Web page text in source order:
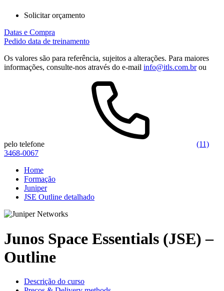
Solicitar orçamento
Datas e Compra
Pedido data de treinamento
Os valores são para referência, sujeitos a alterações. Para maiores
informações, consulte-nos através do e-mail info@itls.com.brou
pelo telefone
(11)
3468-0067
Home
Formação
Juniper
JSE Outline detalhado
Junos Space Essentials (JSE) –
Outline
Descrição do curso